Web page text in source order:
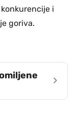
i
goriva.
›